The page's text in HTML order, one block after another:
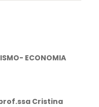
ECONOMIA
Cristina